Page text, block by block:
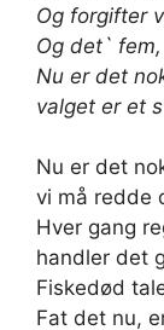
Og forgifter
Og det`
Nu er det
valget er et
Nu er det
vi må redde
Hver gang
handler det
Fiskedød
Fat det nu,